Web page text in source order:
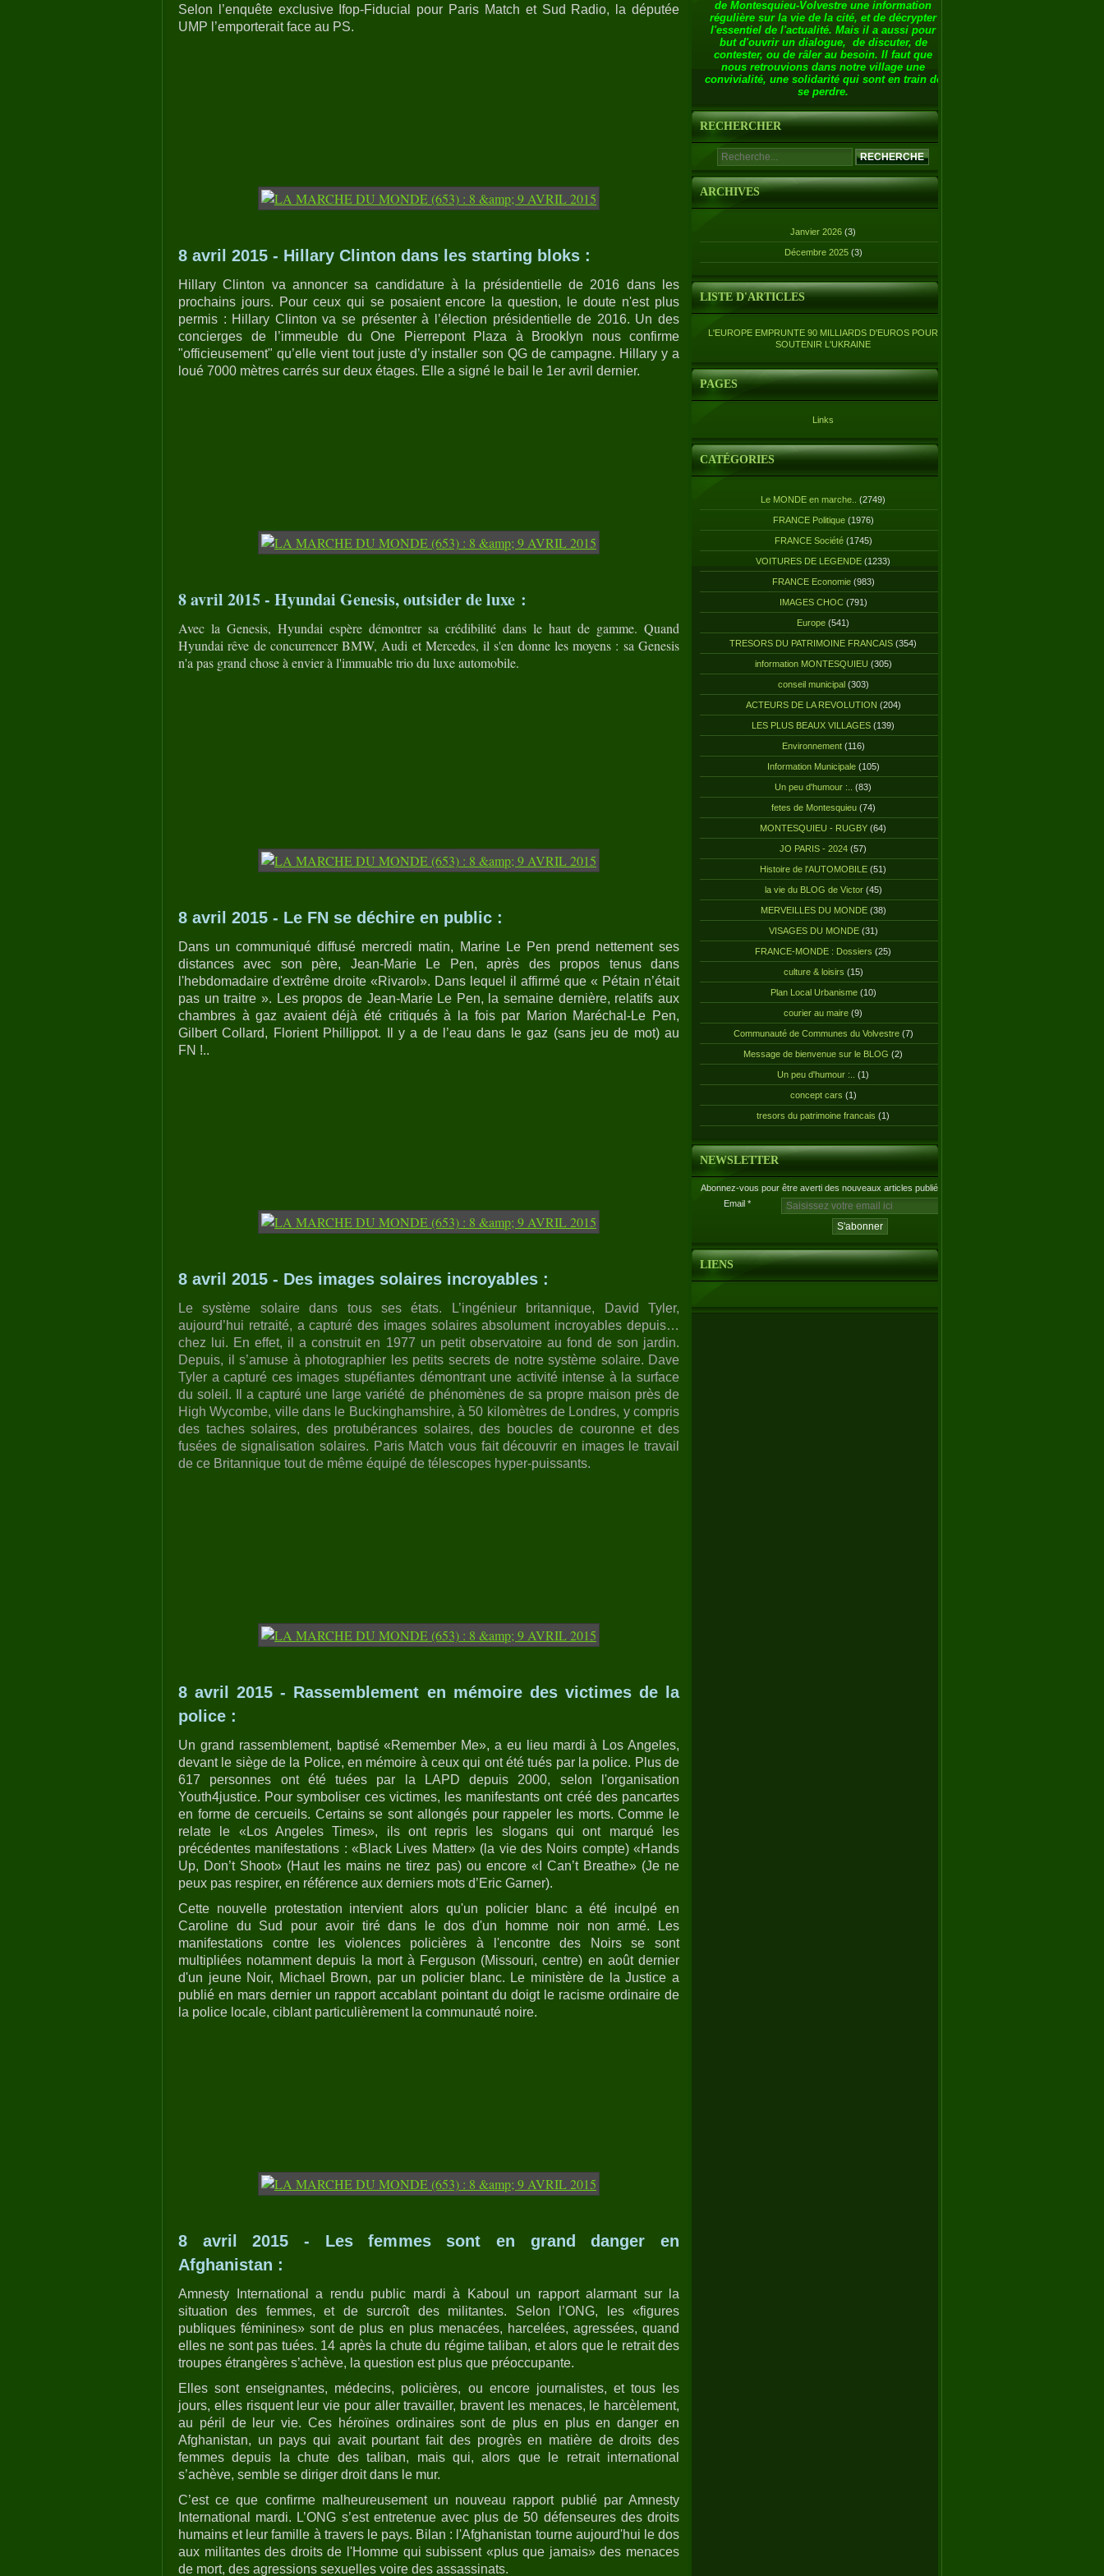
Selon l’enquête exclusive Ifop-Fiducial pour Paris Match et Sud Radio, la députée
UMP l’emporterait face au PS.
8 avril 2015 - Hillary Clinton dans les starting bloks :
Hillary Clinton va annoncer sa candidature à la présidentielle de 2016 dans les
prochains jours. Pour ceux qui se posaient encore la question, le doute n'est plus
permis : Hillary Clinton va se présenter à l’élection présidentielle de 2016. Un des
concierges de l’immeuble du One Pierrepont Plaza à Brooklyn nous confirme
"officieusement" qu’elle vient tout juste d’y installer son QG de campagne. Hillary y a
loué 7000 mètres carrés sur deux étages. Elle a signé le bail le 1er avril dernier.
8 avril 2015 - Hyundai Genesis, outsider de luxe :
Avec la Genesis, Hyundai espère démontrer sa crédibilité dans le haut de gamme. Quand
Hyundai rêve de concurrencer BMW, Audi et Mercedes, il s'en donne les moyens : sa Genesis
n'a pas grand chose à envier à l'immuable trio du luxe automobile.
8 avril 2015 - Le FN se déchire en public :
Dans un communiqué diffusé mercredi matin, Marine Le Pen prend nettement ses
distances avec son père, Jean-Marie Le Pen, après des propos tenus dans
l'hebdomadaire d'extrême droite «Rivarol». Dans lequel il affirmé que « Pétain n’était
pas un traitre ». Les propos de Jean-Marie Le Pen, la semaine dernière, relatifs aux
chambres à gaz avaient déjà été critiqués à la fois par Marion Maréchal-Le Pen,
Gilbert Collard, Florient Phillippot. Il y a de l’eau dans le gaz (sans jeu de mot) au
FN !..
8 avril 2015 - Des images solaires incroyables :
Le système solaire dans tous ses états. L’ingénieur britannique, David Tyler,
aujourd’hui retraité, a capturé des images solaires absolument incroyables depuis…
chez lui. En effet, il a construit en 1977 un petit observatoire au fond de son jardin.
Depuis, il s’amuse à photographier les petits secrets de notre système solaire. Dave
Tyler a capturé ces images stupéfiantes démontrant une activité intense à la surface
du soleil. Il a capturé une large variété de phénomènes de sa propre maison près de
High Wycombe, ville dans le Buckinghamshire, à 50 kilomètres de Londres, y compris
des taches solaires, des protubérances solaires, des boucles de couronne et des
fusées de signalisation solaires. Paris Match vous fait découvrir en images le travail
de ce Britannique tout de même équipé de télescopes hyper-puissants.
8 avril 2015 - Rassemblement en mémoire des victimes de la
police :
Un grand rassemblement, baptisé «Remember Me», a eu lieu mardi à Los Angeles,
devant le siège de la Police, en mémoire à ceux qui ont été tués par la police. Plus de
617 personnes ont été tuées par la LAPD depuis 2000, selon l'organisation
Youth4justice. Pour symboliser ces victimes, les manifestants ont créé des pancartes
en forme de cercueils. Certains se sont allongés pour rappeler les morts. Comme le
relate le «Los Angeles Times», ils ont repris les slogans qui ont marqué les
précédentes manifestations : «Black Lives Matter» (la vie des Noirs compte) «Hands
Up, Don’t Shoot» (Haut les mains ne tirez pas) ou encore «I Can’t Breathe» (Je ne
peux pas respirer, en référence aux derniers mots d’Eric Garner).
Cette nouvelle protestation intervient alors qu'un policier blanc a été inculpé en
Caroline du Sud pour avoir tiré dans le dos d'un homme noir non armé. Les
manifestations contre les violences policières à l'encontre des Noirs se sont
multipliées notamment depuis la mort à Ferguson (Missouri, centre) en août dernier
d'un jeune Noir, Michael Brown, par un policier blanc. Le ministère de la Justice a
publié en mars dernier un rapport accablant pointant du doigt le racisme ordinaire de
la police locale, ciblant particulièrement la communauté noire.
8 avril 2015 - Les femmes sont en grand danger en
Afghanistan :
Amnesty International a rendu public mardi à Kaboul un rapport alarmant sur la
situation des femmes, et de surcroît des militantes. Selon l’ONG, les «figures
publiques féminines» sont de plus en plus menacées, harcelées, agressées, quand
elles ne sont pas tuées. 14 après la chute du régime taliban, et alors que le retrait des
troupes étrangères s’achève, la question est plus que préoccupante.
Elles sont enseignantes, médecins, policières, ou encore journalistes, et tous les
jours, elles risquent leur vie pour aller travailler, bravent les menaces, le harcèlement,
au péril de leur vie. Ces héroïnes ordinaires sont de plus en plus en danger en
Afghanistan, un pays qui avait pourtant fait des progrès en matière de droits des
femmes depuis la chute des taliban, mais qui, alors que le retrait international
s’achève, semble se diriger droit dans le mur.
C’est ce que confirme malheureusement un nouveau rapport publié par Amnesty
International mardi. L’ONG s’est entretenue avec plus de 50 défenseures des droits
humains et leur famille à travers le pays. Bilan : l'Afghanistan tourne aujourd'hui le dos
aux militantes des droits de l'Homme qui subissent «plus que jamais» des menaces
de mort, des agressions sexuelles voire des assassinats.
de Montesquieu-Volvestre une information
régulière sur la vie de la cité, et de décrypter
l'essentiel de l'actualité. Mais il a aussi pour
but d'ouvrir un dialogue, de discuter, de
contester, ou de râler au besoin. Il faut que
nous retrouvions dans notre village une
convivialité, une solidarité qui sont en train de
se perdre.
RECHERCHER
ARCHIVES
Janvier 2026 (3)
Décembre 2025 (3)
LISTE D'ARTICLES
L'EUROPE EMPRUNTE 90 MILLIARDS D'EUROS POUR
SOUTENIR L'UKRAINE
PAGES
Links
CATÉGORIES
Le MONDE en marche.. (2749)
FRANCE Politique(1976)
FRANCE Société(1745)
VOITURES DE LEGENDE (1233)
FRANCE Economie(983)
IMAGES CHOC(791)
Europe (541)
TRESORS DU PATRIMOINE FRANCAIS (354)
information MONTESQUIEU (305)
conseil municipal(303)
ACTEURS DE LA REVOLUTION (204)
LES PLUS BEAUX VILLAGES (139)
Environnement(116)
Information Municipale(105)
Un peu d'humour :.. (83)
fetes de Montesquieu(74)
MONTESQUIEU - RUGBY (64)
JO PARIS - 2024 (57)
Histoire de l'AUTOMOBILE (51)
la vie du BLOG de Victor(45)
MERVEILLES DU MONDE(38)
VISAGES DU MONDE(31)
FRANCE-MONDE : Dossiers (25)
culture & loisirs (15)
Plan Local Urbanisme(10)
courier au maire (9)
Communauté de Communes du Volvestre(7)
Message de bienvenue sur le BLOG (2)
Un peu d'humour :.. (1)
concept cars (1)
tresors du patrimoine francais (1)
NEWSLETTER
Abonnez-vous pour être averti des nouveaux articles publiés.
Email
LIENS